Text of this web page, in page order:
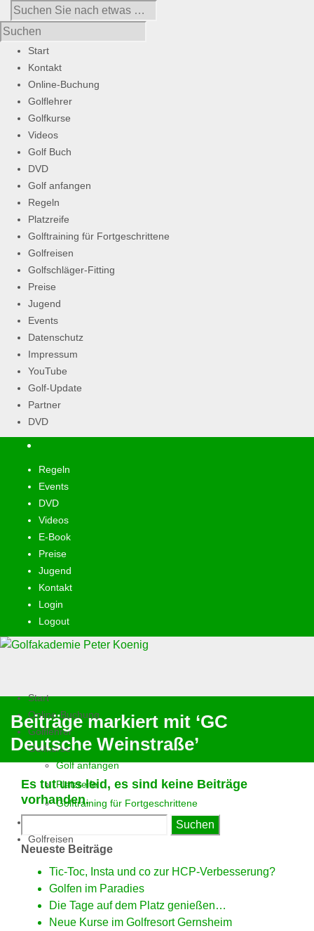
Start
Kontakt
Online-Buchung
Golflehrer
Golfkurse
Videos
Golf Buch
DVD
Golf anfangen
Regeln
Platzreife
Golftraining für Fortgeschrittene
Golfreisen
Golfschläger-Fitting
Preise
Jugend
Events
Datenschutz
Impressum
YouTube
Golf-Update
Partner
DVD
Regeln
Events
DVD
Videos
E-Book
Preise
Jugend
Kontakt
Login
Logout
Start
Online-Buchung
Golflehrer
Golfkurse
Golf anfangen
Platzreife
Golftraining für Fortgeschrittene
Golfreisen
Beiträge markiert mit ‘GC
Deutsche Weinstraße’
Es tut uns leid, es sind keine Beiträge
vorhanden.
nach:
Neueste Beiträge
Tic-Toc, Insta und co zur HCP-Verbesserung?
Golfen im Paradies
Die Tage auf dem Platz genießen…
Neue Kurse im Golfresort Gernsheim